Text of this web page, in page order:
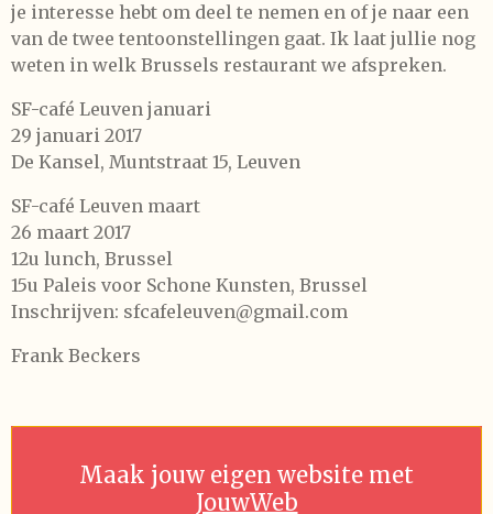
je interesse hebt om deel te nemen en of je naar een
van de twee tentoonstellingen gaat. Ik laat jullie nog
weten in welk Brussels restaurant we afspreken.
SF-café Leuven januari
29 januari 2017
De Kansel, Muntstraat 15, Leuven
SF-café Leuven maart
26 maart 2017
12u lunch, Brussel
15u Paleis voor Schone Kunsten, Brussel
Inschrijven: sfcafeleuven@gmail.com
Frank Beckers
Maak jouw eigen website met
JouwWeb